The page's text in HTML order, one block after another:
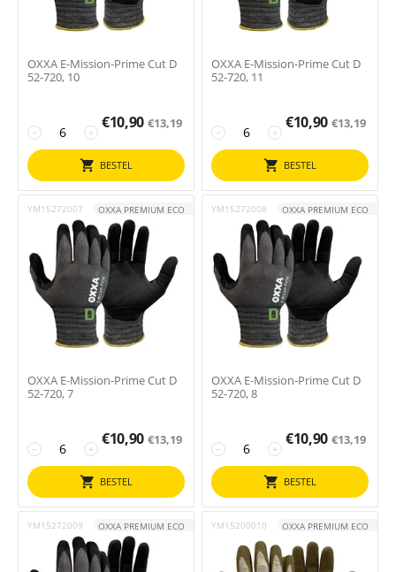
OXXA E-Mission-Prime Cut D
52-720, 10
+
−
€10,90 €13,19
BESTEL
OXXA E-Mission-Prime Cut D
52-720, 11
+
−
€10,90 €13,19
BESTEL
YM15272007 OXXA PREMIUM ECO
OXXA E-Mission-Prime Cut D
52-720, 7
+
−
€10,90 €13,19
BESTEL
YM15272008 OXXA PREMIUM ECO
OXXA E-Mission-Prime Cut D
52-720, 8
+
−
€10,90 €13,19
BESTEL
YM15272009 OXXA PREMIUM ECO YM15200010 OXXA PREMIUM ECO